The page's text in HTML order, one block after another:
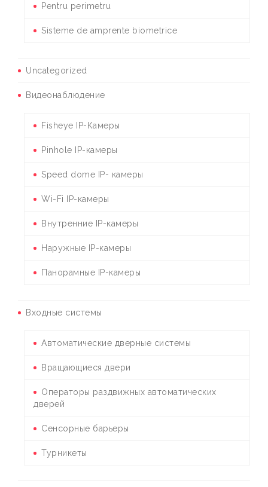
Pentru perimetru
Sisteme de amprente biometrice
Uncategorized
Видеонаблюдение
Fisheye IP-Камеры
Pinhole IP-камеры
Speed dome IP- камеры
Wi-Fi IP-камеры
Внутренние IP-камеры
Наружные IP-камеры
Панорамные IP-камеры
Входные системы
Автоматические дверные системы
Вращающиеся двери
Операторы раздвижных автоматических
дверей
Сенсорные барьеры
Турникеты